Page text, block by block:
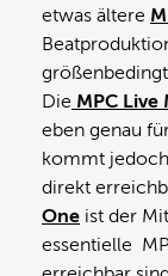
etwas ältere
Die MPC Live
eben genau
kommt
direkt
One ist der
essentielle